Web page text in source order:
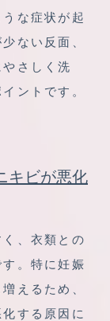
な症状が起
ない反面、
さしく洗
ントです。
キビが悪化
、衣類との
。特に妊娠
えるため、
する原因に